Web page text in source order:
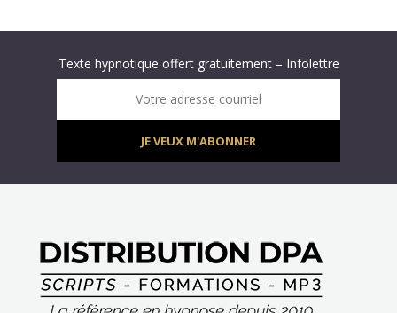
Texte hypnotique offert gratuitement – Infolettre
Infolettre : obtenez un MP3 d’hypnose gratuit !
Votre adresse courriel
JE VEUX M'ABONNER